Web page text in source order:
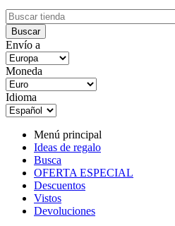
Envío a
Moneda
Idioma
Menú principal
Ideas de regalo
Busca
OFERTA ESPECIAL
Descuentos
Vistos
Devoluciones